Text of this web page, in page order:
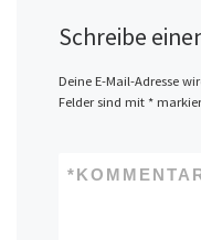
Schreibe
Deine E-Mail-Adresse
Felder sind mit *
*